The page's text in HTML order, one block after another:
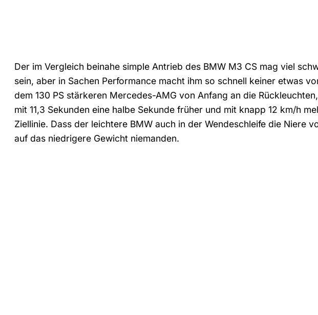
Der im Vergleich beinahe simple Antrieb des BMW M3 CS mag viel
sein, aber in Sachen Performance macht ihm so schnell keiner etwas
dem 130 PS stärkeren Mercedes-AMG von Anfang an die
mit 11,3 Sekunden eine halbe Sekunde früher und mit knapp 12 km/h
Ziellinie. Dass der leichtere BMW auch in der Wendeschleife die Niere
auf das niedrigere Gewicht niemanden.